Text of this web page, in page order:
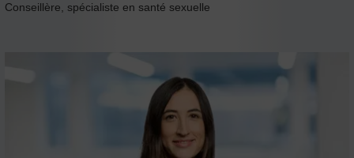
Conseillère, spécialiste en santé sexuelle